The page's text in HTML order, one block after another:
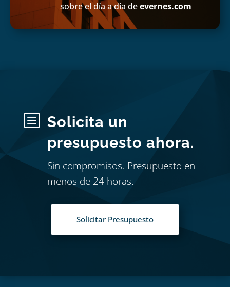
sobre el día a día deevernes.com
b
Solicita un
presupuesto ahora.
Sin compromisos. Presupuesto en
menos de 24 horas.
Solicitar Presupuesto